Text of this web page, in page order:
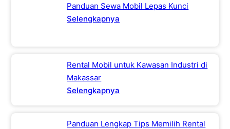
Panduan Sewa Mobil Lepas Kunci
Selengkapnya
Rental Mobil untuk Kawasan Industri di
Makassar
Selengkapnya
Panduan Lengkap Tips Memilih Rental